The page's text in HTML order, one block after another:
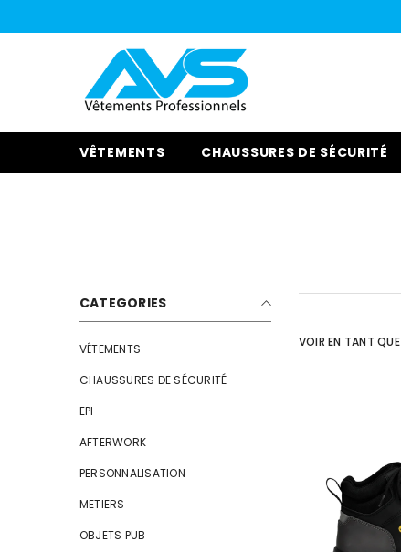
VÊTEMENTS CHAUSSURES DE SÉCURITÉ
CATEGORIES
VÊTEMENTS
CHAUSSURES DE SÉCURITÉ
EPI
AFTERWORK
PERSONNALISATION
METIERS
OBJETS PUB
VOIR EN TANT QUE